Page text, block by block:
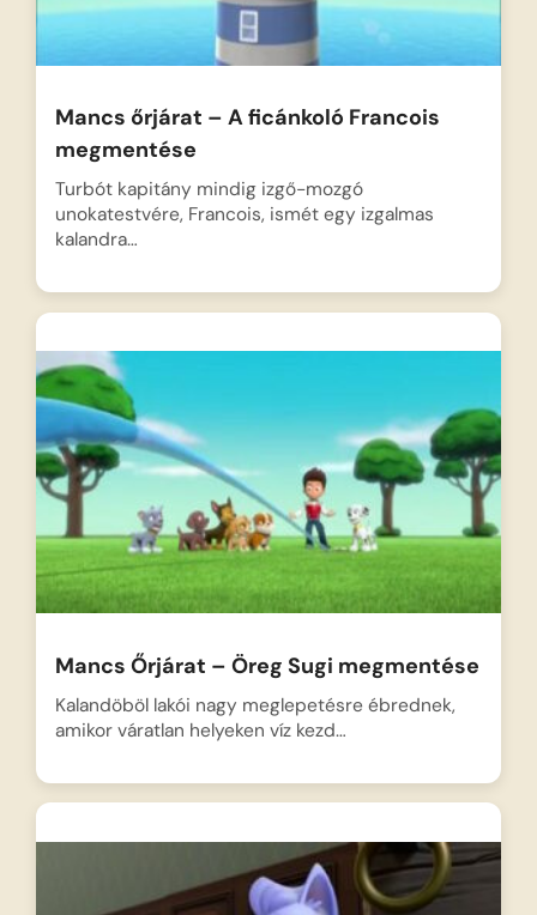
Mancs őrjárat – A ficánkoló Francois
megmentése
Turbót kapitány mindig izgő-mozgó
unokatestvére, Francois, ismét egy izgalmas
kalandra…
Mancs Őrjárat – Öreg Sugi megmentése
Kalandöböl lakói nagy meglepetésre ébrednek,
amikor váratlan helyeken víz kezd…